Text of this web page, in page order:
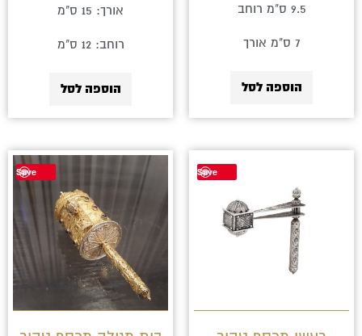
9.5 ס"מ רוחב
הוספה לסל
אורך: 15 ס"מ
רוחב: 12 ס"מ
הוספה לסל
Save
Save